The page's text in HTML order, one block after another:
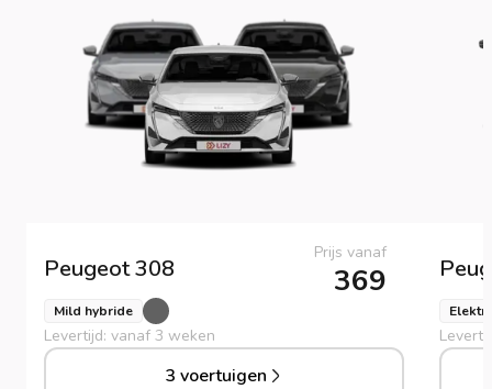
Peugeot308
Prijs vanaf
369
Mild hybride
Levertijd: vanaf 3 weken
3 voertuigen